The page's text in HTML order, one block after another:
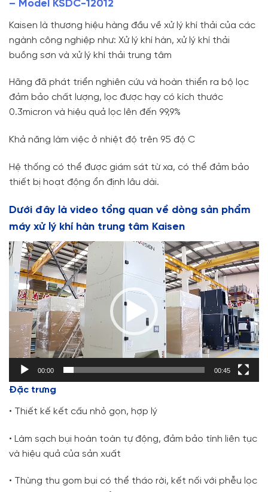
– Model KSDC-12012
Kaisen là thương hiệu hàng đầu về xử lý khí thải của các
ngành công nghiệp như: Xử lý khí hàn, xử lý khí thải
buồng sơn và xử lý khí thải trung tâm
Hãng đã phát triển nghiên cứu và hoàn thiển ra bộ lọc
đảm bảo chất lượng, lọc được hạy có kích thước
0.3micron và hiệu quả lọc lên đến 99,9%
Khả năng làm việc ở nhiệt độ trên 95 độ C
Hệ thống có thể được giám sát từ xa, có thể đảm bảo
thiết bị hoạt động ổn định lâu dài.
Dưới đây là video tổng quan về dòng sản phẩm
máy xử lý khí hàn trung tâm Kaisen
Trình
chơi
Video
00:00 00:45
Đặc trưng
• Thiết kế kết cấu nhỏ gọn, hợp lý
• Làm sạch bụi hoàn toàn tự động, đảm bảo tính liên tục
và hiệu quả của sản xuất
• Thùng thu gom bụi có thể tháo rời, kết nối với phễu lọc